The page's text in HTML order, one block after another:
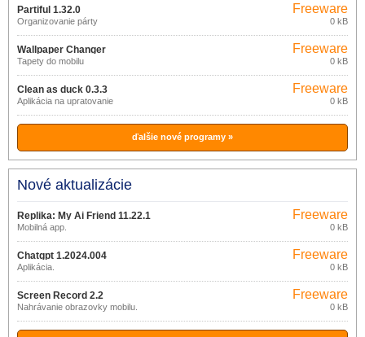
Partiful 1.32.0
Organizovanie párty
Freeware
0 kB
Wallpaper Changer
Tapety do mobilu
Freeware
0 kB
Clean as duck 0.3.3
Aplikácia na upratovanie
Freeware
0 kB
ďalšie nové programy »
Nové aktualizácie
Replika: My Ai Friend 11.22.1
Mobilná app.
Freeware
0 kB
Chatgpt 1.2024.004
Aplikácia.
Freeware
0 kB
Screen Record 2.2
Nahrávanie obrazovky mobilu.
Freeware
0 kB